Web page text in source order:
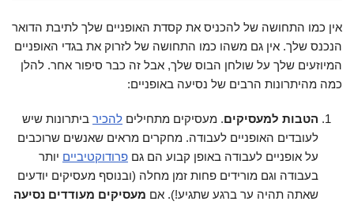
אין כמו התחושה של להכניס את קסדת האופניים שלך לתיבת הדואר
הנכנס שלך. אין גם משהו כמו התחושה של לזרוק את בגדי האופניים
המיוזעים שלך על שולחן הבוס שלך, אבל זה כבר סיפור אחר. להלן
כמה מהיתרונות הרבים של נסיעה באופניים:
הטבות למעסיקים. מעסיקים מתחילים להכיר ביתרונות שיש
לעובדים האופניים לעבודה. מחקרים מראים שאנשים שרוכבים
על אופניים לעבודה באופן קבוע הם גם פרודוקטיביים יותר
בעבודה וגם מורידים פחות זמן מחלה (ובנוסף מעסיקים יודעים
שאתה תהיה ער ברגע שתגיע!). אם מעסיקים מעודדים נסיעה